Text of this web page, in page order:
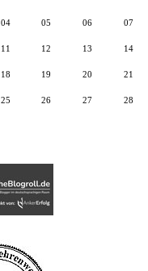
04 05 06 07
11 12 13 14
18 19 20 21
25 26 27 28